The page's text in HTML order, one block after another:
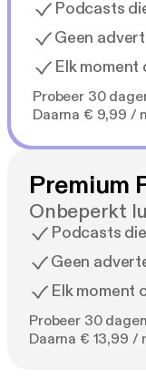
Podcasts
Geen
Elk
Probeer 30
Daarna € 9,99 /
Premium
Onbeperkt
Podcasts
Geen
Elk moment
Probeer 30
Daarna € 13,99 /